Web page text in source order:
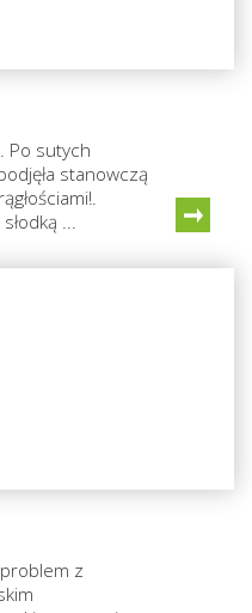
Po sutych
stanowczą
...
z